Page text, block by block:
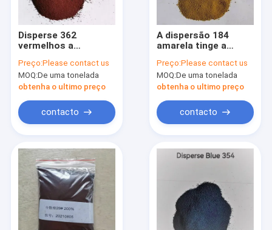
Disperse 362
vermelhos a
158129-94-3 que
tinge FBS brilhante
Preço:Please contact us
MOQ:De uma tonelada
obtenha o ultimo preço
contacto
A dispersão 184
amarela tinge a
amarelo
fluorescente de CAS
164578-37-4
Preço:Please contact us
MOQ:De uma tonelada
obtenha o ultimo preço
contacto